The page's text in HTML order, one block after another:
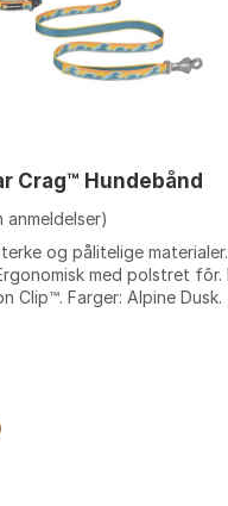
Crag™ Hundebånd
anmeldelser)
og pålitelige materialer.
med polstret fôr.
Clip™. Farger: Alpine Dusk.